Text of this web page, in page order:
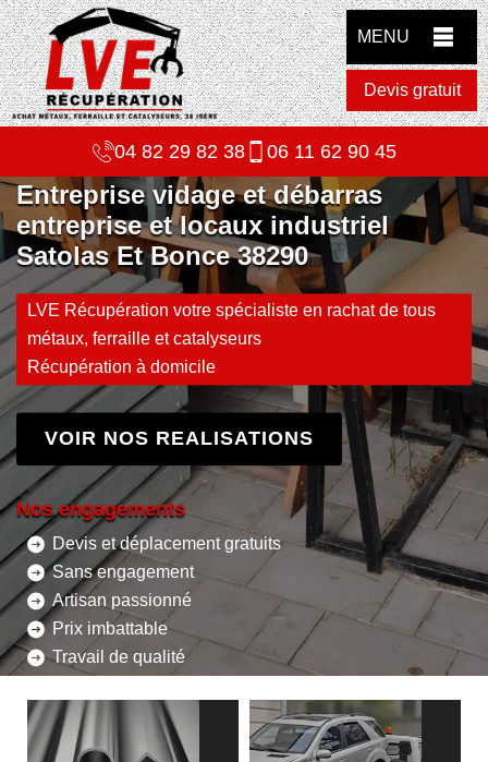
MENU
Devis gratuit
04 82 29 82 38 06 11 62 90 45
Entreprise vidage et débarras
entreprise et locaux industriel
Satolas Et Bonce 38290
LVE Récupération votre spécialiste en rachat de tous
métaux, ferraille et catalyseurs
Récupération à domicile
VOIR NOS REALISATIONS
Nos engagements
Devis et déplacement gratuits
Sans engagement
Artisan passionné
Prix imbattable
Travail de qualité